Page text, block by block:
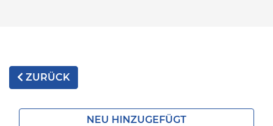
ZURÜCK
NEU HINZUGEFÜGT